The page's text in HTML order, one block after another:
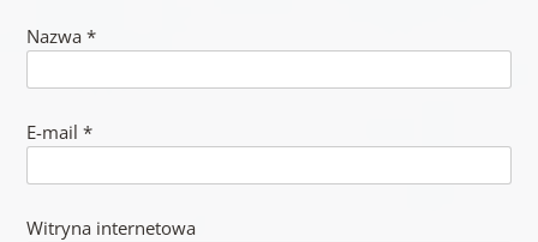
Nazwa *
E-mail *
Witryna internetowa